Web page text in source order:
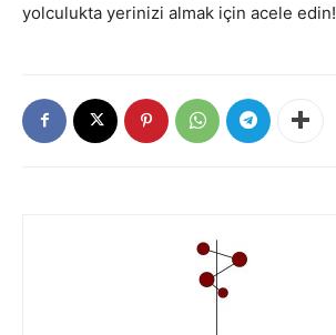
yolculukta yerinizi almak için acele edin!